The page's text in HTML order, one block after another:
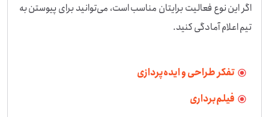
اگر این نوع فعالیت برایتان مناسب است، می‌توانید برای پیوستن به
تیم اعلام آمادگی کنید.
تفکر طراحی و ایده‌پردازی
فیلم‌برداری